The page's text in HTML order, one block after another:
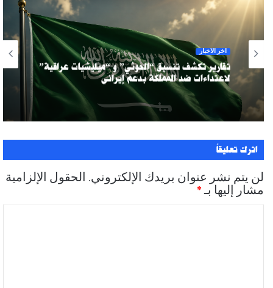
آخر الأخبار
تقارير تكشف تنسيق “الحوثي” و “ميليشيات عراقية”
لاعتداءات ضد المملكة بدعم إيراني
اترك تعليقاً
لن يتم نشر عنوان بريدك الإلكتروني. الحقول الإلزامية
مشار إليها بـ*